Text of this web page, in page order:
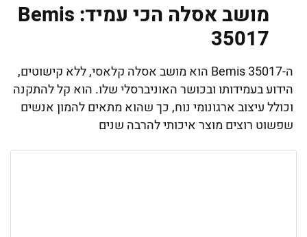
מושב אסלה הכי עמיד: Bemis
35017
ה-Bemis 35017 הוא מושב אסלה קלאסי, ללא קישוטים,
הידוע בעמידותו ובכושר האוניברסלי שלו. הוא קל להתקנה
וכולל עיצוב ארגונומי נוח, כך שהוא מתאים להמון אנשים
שפשוט רוצים מוצר איכותי להרבה שנים